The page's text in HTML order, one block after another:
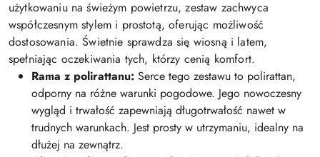
użytkowaniu na świeżym powietrzu, zestaw zachwyca
współczesnym stylem i prostotą, oferując możliwość
dostosowania. Świetnie sprawdza się wiosną i latem,
spełniając oczekiwania tych, którzy cenią komfort.
Rama z polirattanu: Serce tego zestawu to polirattan,
odporny na różne warunki pogodowe. Jego nowoczesny
wygląd i trwałość zapewniają długotrwałość nawet w
trudnych warunkach. Jest prosty w utrzymaniu, idealny na
dłużej na zewnątrz.